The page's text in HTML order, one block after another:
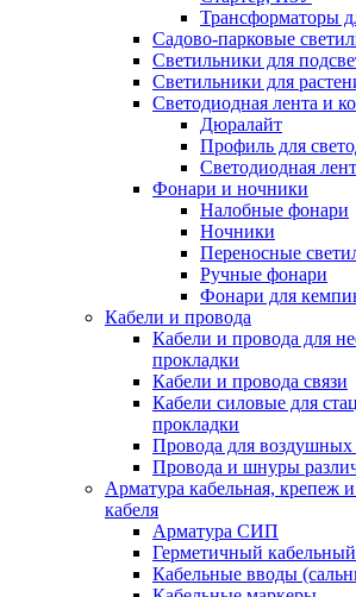
Трансформаторы
Садово-парковые
Светильники для
Светильники для
Светодиодная лента и
Дюралайт
Профиль для
Светодиодная
Фонари и ночники
Налобные фонари
Ночники
Переносные
Ручные фонари
Фонари для
Кабели и провода
Кабели и провода для
прокладки
Кабели и провода связи
Кабели силовые для
прокладки
Провода для
Провода и шнуры
Арматура кабельная, крепеж
кабеля
Арматура СИП
Герметичный
Кабельные вводы